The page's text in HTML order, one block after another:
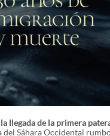
llegada de la primera
Sáhara Occidental